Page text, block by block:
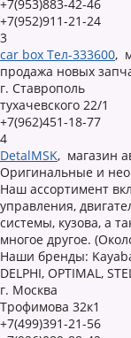
+7(953)883-42-46
+7(952)911-21-24
3
car box Тел-333600,
продажа новых
г. Ставрополь
тухачевского 22/1
+7(962)451-18-77
4
DetalMSK, магазин
Оригинальные и
Наш ассортимент
управления,
системы, кузова, а
многое другое.
Наши бренды: Kayaba,
DELPHI, OPTIMAL,
г. Москва
Трофимова 32к1
+7(499)391-21-56